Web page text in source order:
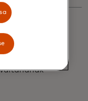
minden egyes
a súrlódást
gyakran